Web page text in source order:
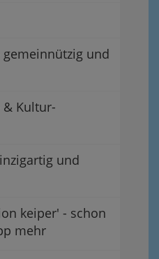
gemeinnützig und
& Kultur-
und
keiper' - schon
mehr